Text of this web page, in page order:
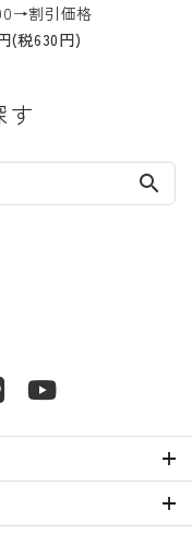
割引価格
(税630円)
す
search